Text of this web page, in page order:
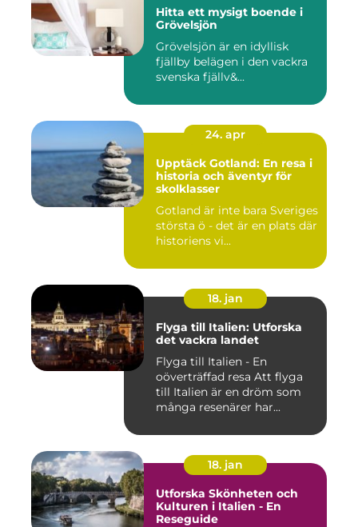
Hitta ett mysigt boende i
Grövelsjön
Grövelsjön är en idyllisk
fjällby belägen i den vackra
svenska fjällv&...
24. apr
Upptäck Gotland: En resa i
historia och äventyr för
skolklasser
Gotland är inte bara Sveriges
största ö - det är en plats där
historiens vi...
18. jan
Flyga till Italien: Utforska
det vackra landet
Flyga till Italien - En
oöverträffad resa Att flyga
till Italien är en dröm som
många resenärer har...
18. jan
Utforska Skönheten och
Kulturen i Italien - En
Reseguide